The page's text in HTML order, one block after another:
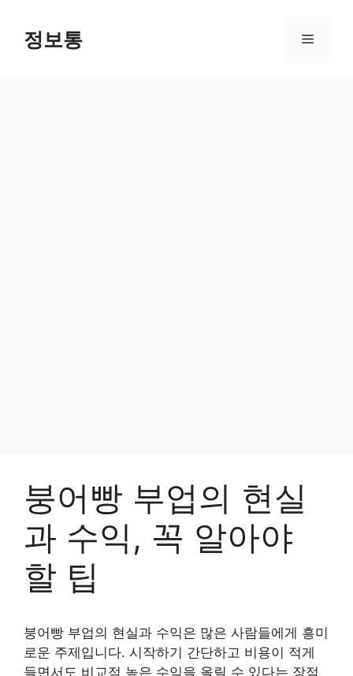
content정보통 Menu
붕어빵 부업의 현실
과 수익, 꼭 알아야
할 팁
붕어빵 부업의 현실과 수익은 많은 사람들에게 흥미
로운 주제입니다. 시작하기 간단하고 비용이 적게
들면서도 비교적 높은 수익을 올릴 수 있다는 장점